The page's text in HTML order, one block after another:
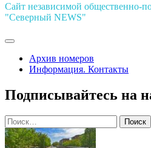
Сайт независимой общественно-
"Северный NEWS"
Архив номеров
Информация. Контакты
Подписывайтесь на
Найти: